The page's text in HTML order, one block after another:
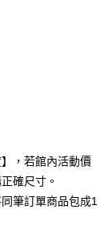
行
行
商業銀行
行
行
商業銀行
，若館內活動價
確尺寸。
筆訂單商品包成1